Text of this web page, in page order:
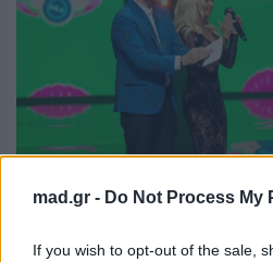
mad.gr - Do Not Process My
If you wish to opt-out of the sale,